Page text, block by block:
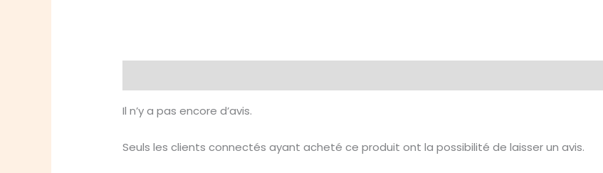
Il n’y a pas encore d’avis.
Seuls les clients connectés ayant acheté ce produit ont la possibilité de laisser un avis.